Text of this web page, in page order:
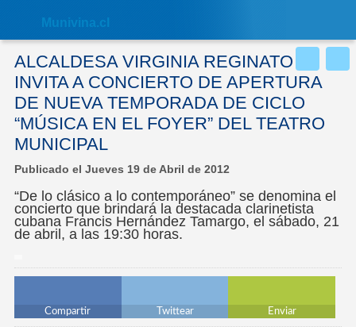
web
incluye
sistema
accesibilidad.
Munivina.cl
ALCALDESA VIRGINIA REGINATO
INVITA A CONCIERTO DE APERTURA
DE NUEVA TEMPORADA DE CICLO
“MÚSICA EN EL FOYER” DEL TEATRO
MUNICIPAL
Publicado el Jueves 19 de Abril de 2012
“De lo clásico a lo contemporáneo” se denomina el
concierto que brindará la destacada clarinetista
cubana Francis Hernández Tamargo, el sábado, 21
de abril, a las 19:30 horas.
Compartir Twittear Enviar